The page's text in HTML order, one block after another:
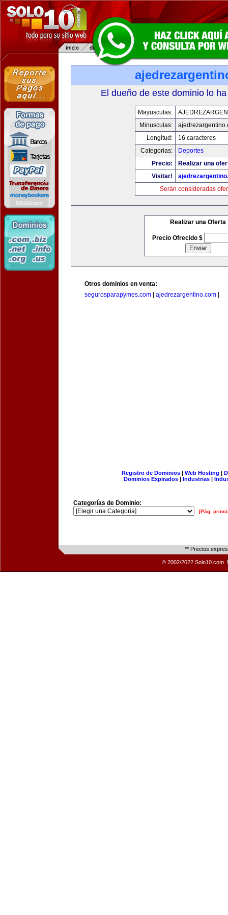
El dueño de este dominio lo
Mayusculas:
Minusculas:
Longitud:
16 caracteres
Categorias:
Deportes
Precio:
Realizar una
Visitar!
Serán consideradas
Realizar una Oferta
Precio Ofrecido $
Otros dominios en venta:
segurosparapymes.com
ajedrezargentino.com
Registro de Dominios| Web Hosting |
Dominios Expirados | Industrias |
Categorías de Dominio:
[Pág.
** Precios
© 2002/2022 Solo10.com